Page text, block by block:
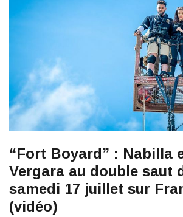
“Fort Boyard” : Nabilla
Vergara au double saut
samedi 17 juillet sur
(vidéo)